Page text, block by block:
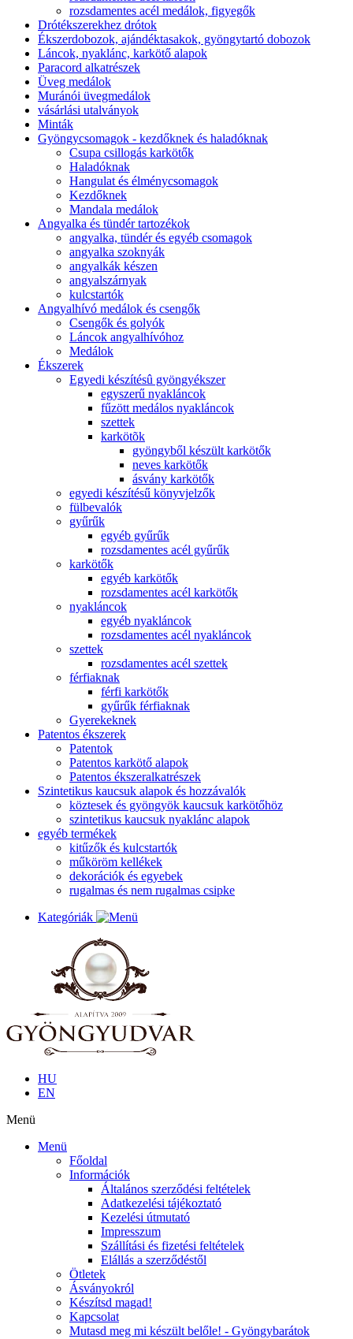
rozsdamentes acél medálok, figyegők
Drótékszerekhez drótok
Ékszerdobozok, ajándéktasakok, gyöngytartó dobozok
Láncok, nyaklánc, karkötő alapok
Paracord alkatrészek
Üveg medálok
Muránói üvegmedálok
vásárlási utalványok
Minták
Gyöngycsomagok - kezdőknek és haladóknak
Csupa csillogás karkötők
Haladóknak
Hangulat és élménycsomagok
Kezdőknek
Mandala medálok
Angyalka és tündér tartozékok
angyalka, tündér és egyéb csomagok
angyalka szoknyák
angyalkák készen
angyalszárnyak
kulcstartók
Angyalhívó medálok és csengők
Csengők és golyók
Láncok angyalhívóhoz
Medálok
Ékszerek
Egyedi készítésû gyöngyékszer
egyszerű nyakláncok
fűzött medálos nyakláncok
szettek
karkötõk
gyöngyből készült karkötők
neves karkötők
ásvány karkötők
egyedi készítésű könyvjelzők
fülbevalók
gyűrűk
egyéb gyűrűk
rozsdamentes acél gyűrűk
karkötők
egyéb karkötők
rozsdamentes acél karkötők
nyakláncok
egyéb nyakláncok
rozsdamentes acél nyakláncok
szettek
rozsdamentes acél szettek
férfiaknak
férfi karkötők
gyűrűk férfiaknak
Gyerekeknek
Patentos ékszerek
Patentok
Patentos karkötő alapok
Patentos ékszeralkatrészek
Szintetikus kaucsuk alapok és hozzávalók
köztesek és gyöngyök kaucsuk karkötőhöz
szintetikus kaucsuk nyaklánc alapok
egyéb termékek
kitűzők és kulcstartók
műköröm kellékek
dekorációk és egyebek
rugalmas és nem rugalmas csipke
Kategóriák
HU
EN
Menü
Menü
Főoldal
Információk
Általános szerződési feltételek
Adatkezelési tájékoztató
Kezelési útmutató
Impresszum
Szállítási és fizetési feltételek
Elállás a szerződéstől
Ötletek
Ásványokról
Készítsd magad!
Kapcsolat
Mutasd meg mi készült belőle! - Gyöngybarátok